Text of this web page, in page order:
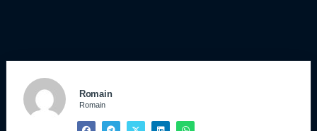
Romain
Romain